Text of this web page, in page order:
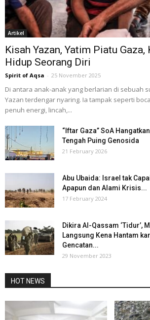
Artikel
Kisah Yazan, Yatim Piatu Gaza,
Hidup Seorang Diri
Spirit of Aqsa - 25 November 2025
Di antara anak-anak yang berlarian di sebuah
Yazan terdengar nyaring. Ia tampak seperti
penuh energi, lincah,...
“Iftar Gaza” SoA
Tengah Puing Genosida
21 February 2026
Abu Ubaida: Israel tak
Apapun dan Alami Krisis...
17 February 2024
Dikira Al-Qassam ‘Tidur’,
Langsung Kena Hantam
Gencatan...
29 November 2023
HOT NEWS